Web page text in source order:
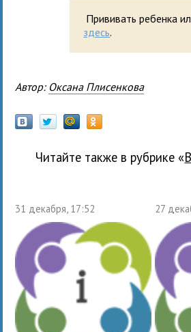
Прививать ребенка
здесь.
Автор: Оксана Плисенкова
Читайте также в рубрике «
31 декабря, 17:52 27